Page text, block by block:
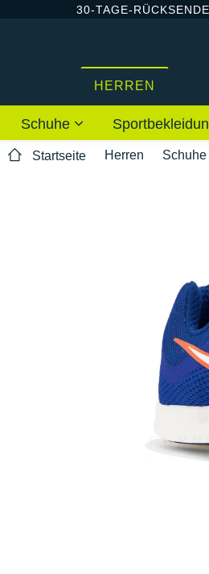
30-TAGE-
HERREN
Schuhe
Startseite Herren Schuhe